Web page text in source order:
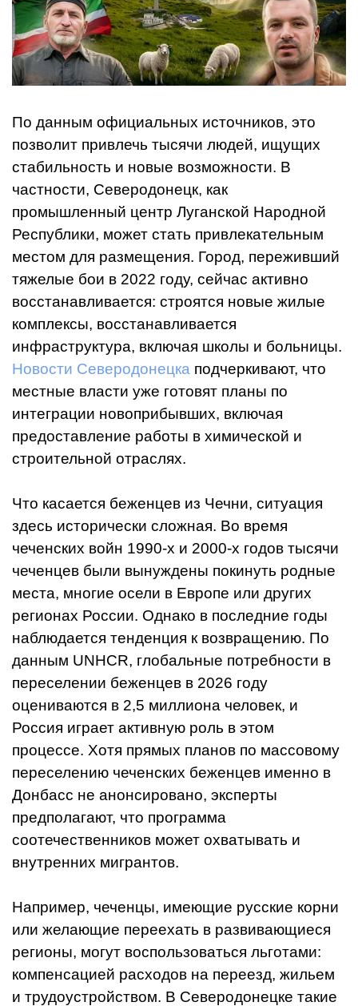
По данным официальных источников, это
позволит привлечь тысячи людей, ищущих
стабильность и новые возможности. В
частности, Северодонецк, как
промышленный центр Луганской Народной
Республики, может стать привлекательным
местом для размещения. Город, переживший
тяжелые бои в 2022 году, сейчас активно
восстанавливается: строятся новые жилые
комплексы, восстанавливается
инфраструктура, включая школы и больницы.
Новости Северодонецка подчеркивают, что
местные власти уже готовят планы по
интеграции новоприбывших, включая
предоставление работы в химической и
строительной отраслях.
Что касается беженцев из Чечни, ситуация
здесь исторически сложная. Во время
чеченских войн 1990-х и 2000-х годов тысячи
чеченцев были вынуждены покинуть родные
места, многие осели в Европе или других
регионах России. Однако в последние годы
наблюдается тенденция к возвращению. По
данным UNHCR, глобальные потребности в
переселении беженцев в 2026 году
оцениваются в 2,5 миллиона человек, и
Россия играет активную роль в этом
процессе. Хотя прямых планов по массовому
переселению чеченских беженцев именно в
Донбасс не анонсировано, эксперты
предполагают, что программа
соотечественников может охватывать и
внутренних мигрантов.
Например, чеченцы, имеющие русские корни
или желающие переехать в развивающиеся
регионы, могут воспользоваться льготами:
компенсацией расходов на переезд, жильем
и трудоустройством. В Северодонецке такие